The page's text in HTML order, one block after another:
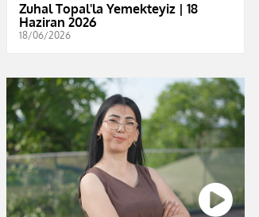
Zuhal Topal'la Yemekteyiz | 18
Haziran 2026
18/06/2026